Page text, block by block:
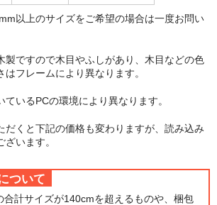
以上のサイズをご希望の場合は一度お問い
ですので木目やふしがあり、木目などの色
フレームにより異なります。
いるPCの環境により異なります。
くと下記の価格も変わりますが、読み込み
います。
ついて
合計サイズが140cmを超えるものや、梱包